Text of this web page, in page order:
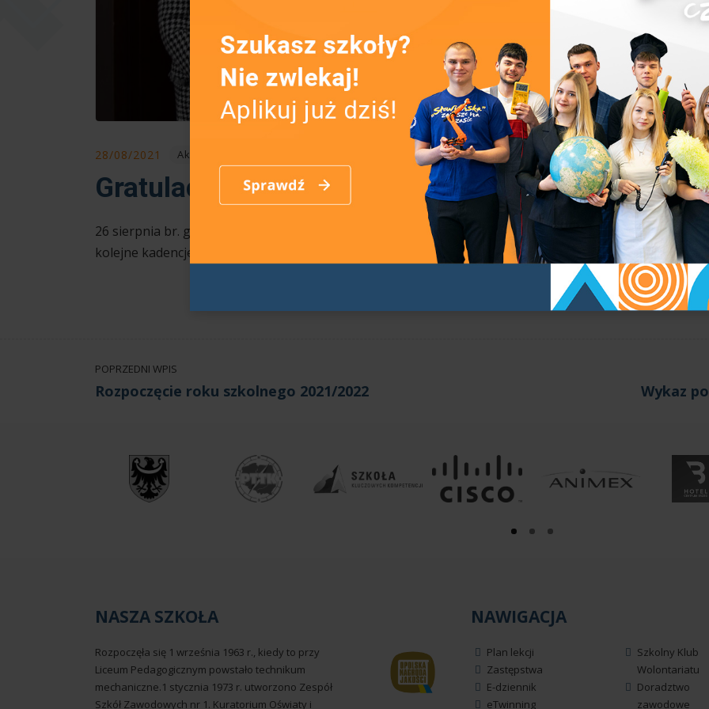
28/08/2021 Aktualności
Gratulacje!
26 sierpnia br. gratulacje z rąk Pana starosty Jacka Monkiewicza oraz Pani wicestarosty Ewy
kolejne kadencje. Jeszcze raz gratulujemy Pani Wioletcie Frankiewicz.
POPRZEDNI WPIS
Rozpoczęcie roku szkolnego 2021/2022 Wykaz
NASZA SZKOŁA
Rozpoczęła się 1 września 1963 r., kiedy to przy
Liceum Pedagogicznym powstało technikum
mechaniczne.1 stycznia 1973 r. utworzono Zespół
Szkół Zawodowych nr 1. Kuratorium Oświaty i
NAWIGACJA
Plan lekcji
Zastępstwa
E-dziennik
eTwinning
Szkolny Klub
Wolontariatu
Doradztwo
zawodowe